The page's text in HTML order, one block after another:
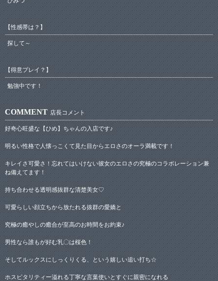
【性感帯は？】
探して～
【得意プレイ？】
勉強中です！
COMMENT 店長コメント
好奇心旺盛な【ひめ】ちゃんの入店です♪
明るい性格で人懐っこくて見た目からエロさのオーラ満載です！
キレイさ可愛さ！忘れてはいけない彼女のエロさの究極のコラボレーション兼
ね備えてます！
持ち合わせる透明感抜群な清楚美女♡
可愛らしい顔立ちから放たれる抜群の愛嬌と
究極の癒やしの癒合が至高のお時間をお約束♪
男性なら誰もが好む乳〇は桜色！
そしてルックスにしっくりくる、という嬉しい追い打ち☆
ホスピタリティー溢れる丁寧な言葉使いとすぐに親密になれる